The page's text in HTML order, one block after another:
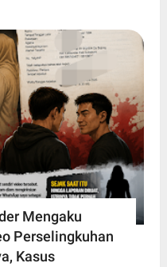
Mengaku
Perselingkuhan
Kasus